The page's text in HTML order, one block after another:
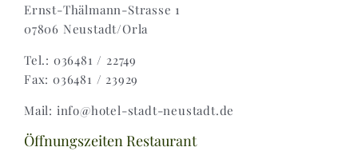
Zahlungsweisen |
Widerruf |
Versand & Lieferung
Ernst-Thälmann-Strasse 1
07806 Neustadt/Orla
Tel.: 036481 / 22749
Fax: 036481 / 23929
Mail: info@hotel-stadt-neustadt.de
Öffnungszeiten Restaurant